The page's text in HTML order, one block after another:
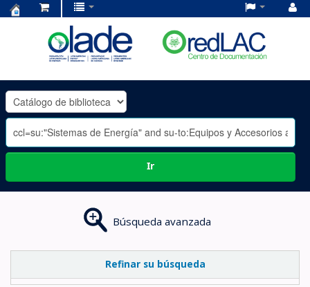
OLADE
-
Ir
Búsqueda avanzada
Refinar su búsqueda